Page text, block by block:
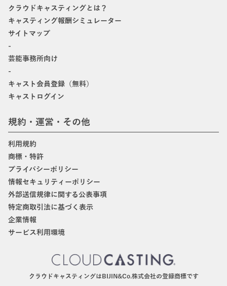
クラウドキャスティングとは？
キャスティング報酬シミュレーター
サイトマップ
-
芸能事務所向け
-
キャスト会員登録（無料）
キャストログイン
規約・運営・その他
利用規約
商標・特許
プライバシーポリシー
情報セキュリティーポリシー
外部送信規律に関する公表事項
特定商取引法に基づく表示
企業情報
サービス利用環境
クラウドキャスティングはBIJIN&Co.株式会社の登録商標です